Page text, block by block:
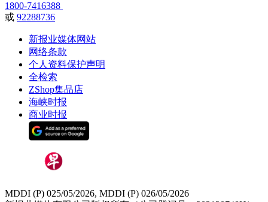
1800-7416388
或 92288736
新报业媒体网站
网络条款
个人资料保护声明
全检索
ZShop集品店
海峡时报
商业时报
MDDI (P) 025/05/2026, MDDI (P) 026/05/2026